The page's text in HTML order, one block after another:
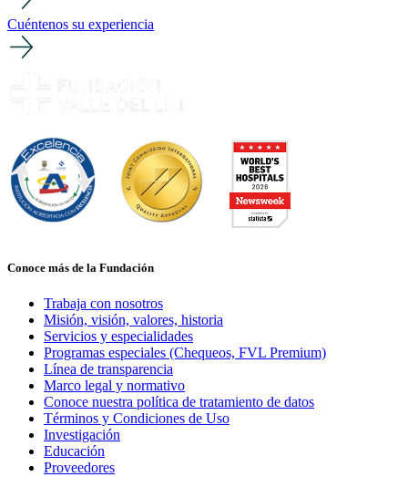
Cuéntenos su experiencia
Conoce más de la Fundación
Trabaja con nosotros
Misión, visión, valores, historia
Servicios y especialidades
Programas especiales (Chequeos, FVL Premium)
Línea de transparencia
Marco legal y normativo
Conoce nuestra política de tratamiento de datos
Términos y Condiciones de Uso
Investigación
Educación
Proveedores